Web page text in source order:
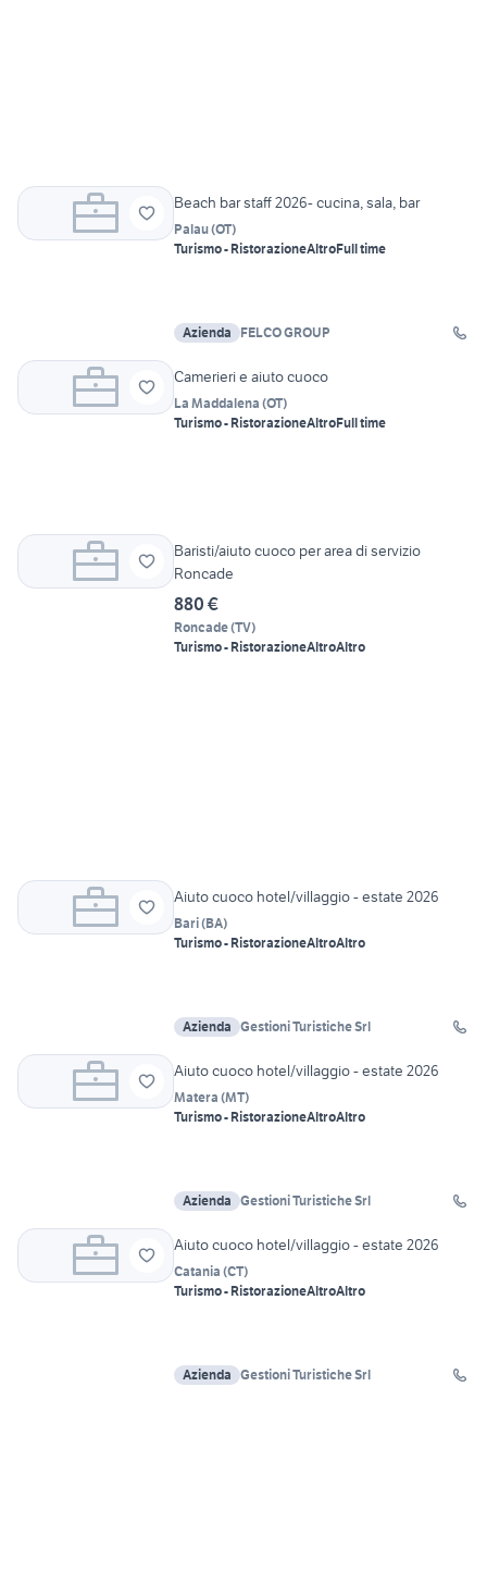
Beach bar staff 2026- cucina, sala, bar
Palau(OT)
Turismo - RistorazioneAltroFull time
Azienda FELCO GROUP
Camerieri e aiuto cuoco
La Maddalena (OT)
Turismo - RistorazioneAltroFull time
Baristi/aiuto cuoco per area di servizio
Roncade
880 €
Roncade(TV)
Turismo - RistorazioneAltroAltro
Aiuto cuoco hotel/villaggio - estate 2026
Bari(BA)
Turismo - RistorazioneAltroAltro
Azienda Gestioni Turistiche Srl
Aiuto cuoco hotel/villaggio - estate 2026
Matera (MT)
Turismo - RistorazioneAltroAltro
Azienda Gestioni Turistiche Srl
Aiuto cuoco hotel/villaggio - estate 2026
Catania (CT)
Turismo - RistorazioneAltroAltro
Azienda Gestioni Turistiche Srl